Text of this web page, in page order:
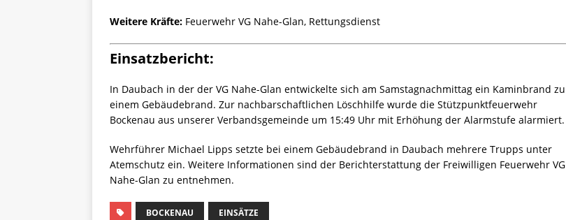
Weitere Kräfte: Feuerwehr VG Nahe-Glan, Rettungsdienst
Einsatzbericht:
In Daubach in der der VG Nahe-Glan entwickelte sich am Samstagnachmittag ein Kaminbrand zu
einem Gebäudebrand. Zur nachbarschaftlichen Löschhilfe wurde die Stützpunktfeuerwehr
Bockenau aus unserer Verbandsgemeinde um 15:49 Uhr mit Erhöhung der Alarmstufe alarmiert.
Wehrführer Michael Lipps setzte bei einem Gebäudebrand in Daubach mehrere Trupps unter
Atemschutz ein. Weitere Informationen sind der Berichterstattung der Freiwilligen Feuerwehr VG
Nahe-Glan zu entnehmen.
BOCKENAU EINSÄTZE